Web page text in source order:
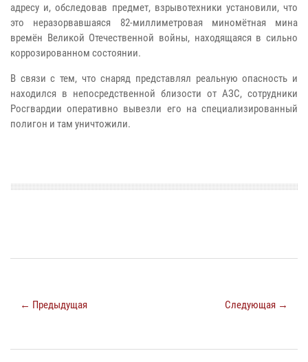
адресу и, обследовав предмет, взрывотехники установили, что
это неразорвавшаяся 82-миллиметровая миномётная мина
времён Великой Отечественной войны, находящаяся в сильно
коррозированном состоянии.
В связи с тем, что снаряд представлял реальную опасность и
находился в непосредственной близости от АЗС, сотрудники
Росгвардии оперативно вывезли его на специализированный
полигон и там уничтожили.
← Предыдущая Следующая →